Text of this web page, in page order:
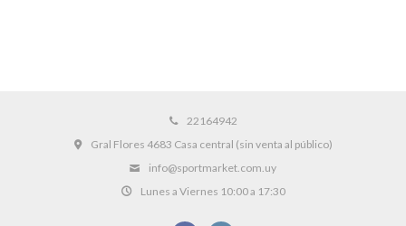
22164942
Gral Flores 4683 Casa central (sin venta al público)
info@sportmarket.com.uy
Lunes a Viernes 10:00 a 17:30